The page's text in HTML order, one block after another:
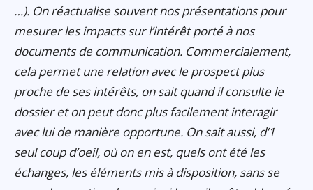
…). On réactualise souvent nos présentations pour
mesurer les impacts sur l’intérêt porté à nos
documents de communication. Commercialement,
cela permet une relation avec le prospect plus
proche de ses intérêts, on sait quand il consulte le
dossier et on peut donc plus facilement interagir
avec lui de manière opportune. On sait aussi, d’1
seul coup d’oeil, où on en est, quels ont été les
échanges, les éléments mis à disposition, sans se